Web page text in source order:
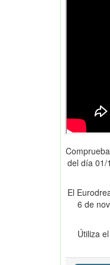
del día 01/
El
6 de
Útiliza